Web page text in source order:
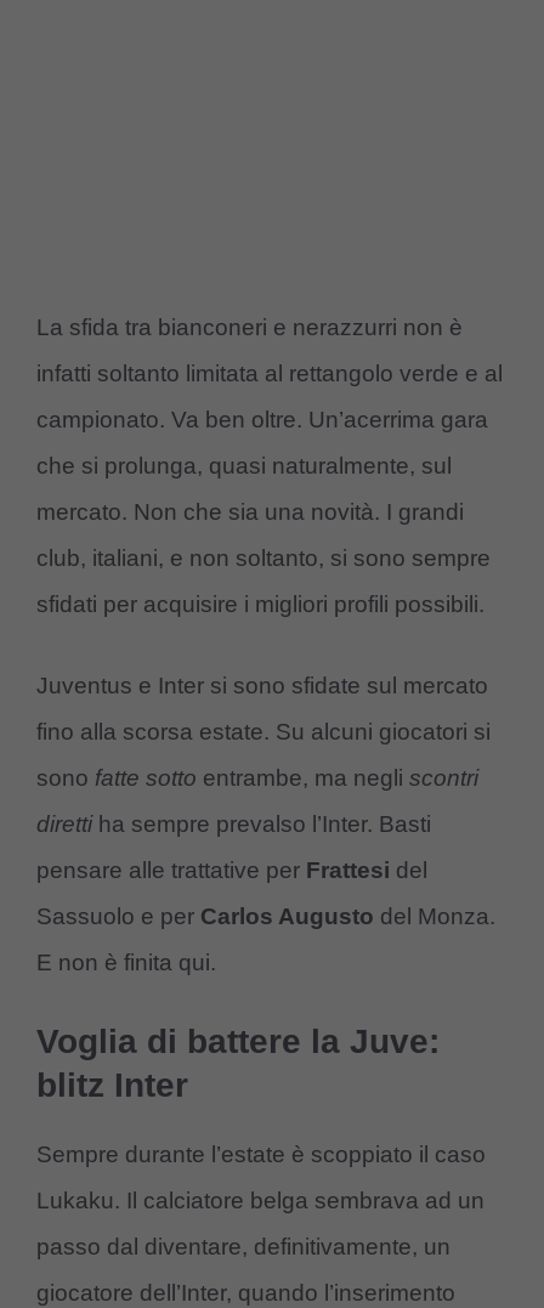
La sfida tra bianconeri e nerazzurri non è
infatti soltanto limitata al rettangolo verde e al
campionato. Va ben oltre. Un’acerrima gara
che si prolunga, quasi naturalmente, sul
mercato. Non che sia una novità. I grandi
club, italiani, e non soltanto, si sono sempre
sfidati per acquisire i migliori profili possibili.
Juventus e Inter si sono sfidate sul mercato
fino alla scorsa estate. Su alcuni giocatori si
sono fatte sotto entrambe, ma negli scontri
direttiha sempre prevalso l’Inter. Basti
pensare alle trattative per Frattesi del
Sassuolo e per Carlos Augusto del Monza.
E non è finita qui.
Voglia di battere la Juve:
blitz Inter
Sempre durante l’estate è scoppiato il caso
Lukaku. Il calciatore belga sembrava ad un
passo dal diventare, definitivamente, un
giocatore dell’Inter, quando l’inserimento